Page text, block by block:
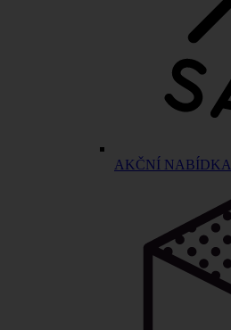
AKČNÍ NABÍDKA